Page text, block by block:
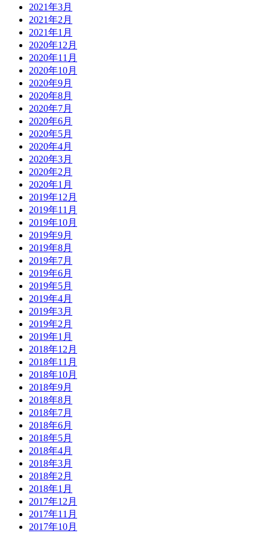
2021年3月
2021年2月
2021年1月
2020年12月
2020年11月
2020年10月
2020年9月
2020年8月
2020年7月
2020年6月
2020年5月
2020年4月
2020年3月
2020年2月
2020年1月
2019年12月
2019年11月
2019年10月
2019年9月
2019年8月
2019年7月
2019年6月
2019年5月
2019年4月
2019年3月
2019年2月
2019年1月
2018年12月
2018年11月
2018年10月
2018年9月
2018年8月
2018年7月
2018年6月
2018年5月
2018年4月
2018年3月
2018年2月
2018年1月
2017年12月
2017年11月
2017年10月